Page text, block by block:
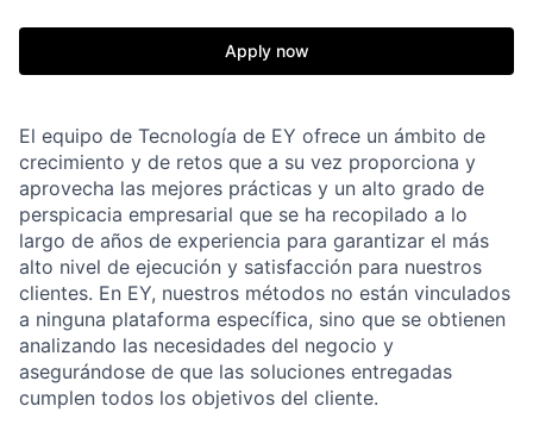
Apply now
El equipo de Tecnología de EY ofrece un ámbito de
crecimiento y de retos que a su vez proporciona y
aprovecha las mejores prácticas y un alto grado de
perspicacia empresarial que se ha recopilado a lo
largo de años de experiencia para garantizar el más
alto nivel de ejecución y satisfacción para nuestros
clientes. En EY, nuestros métodos no están vinculados
a ninguna plataforma específica, sino que se obtienen
analizando las necesidades del negocio y
asegurándose de que las soluciones entregadas
cumplen todos los objetivos del cliente.